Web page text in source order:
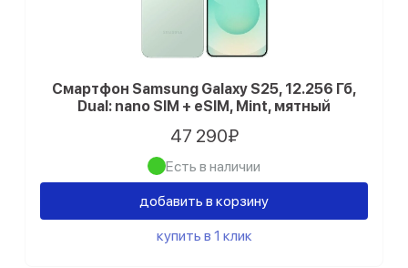
Смартфон Samsung Galaxy S25, 12.256 Гб,
Dual: nano SIM + eSIM, Mint, мятный
47 290₽
Есть в наличии
добавить в корзину
купить в 1 клик